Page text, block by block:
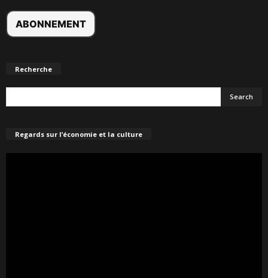
Recherche
Regards sur l’économie et la culture